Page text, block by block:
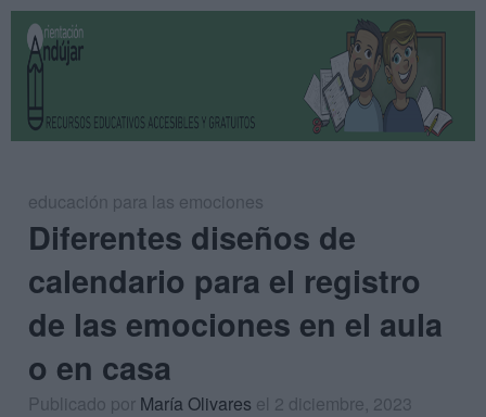
educación para las emociones
Diferentes diseños de
calendario para el registro
de las emociones en el aula
o en casa
Publicado por María Olivares el 2 diciembre, 2023